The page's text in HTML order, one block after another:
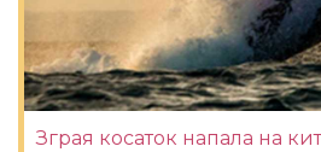
Зграя косаток напала на